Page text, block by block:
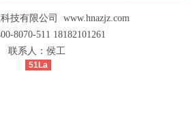
技有限公司 www.hnazjz.com
8070-511 18182101261
联系人：侯工
51La